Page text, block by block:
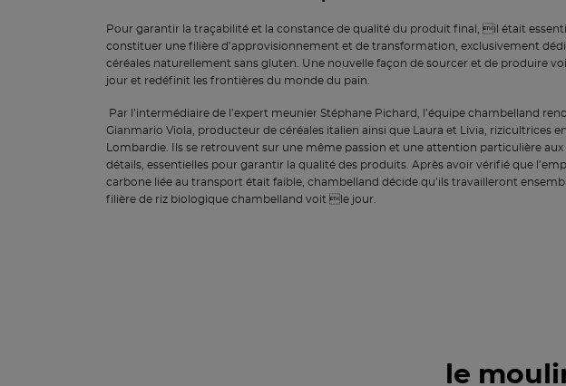
Pour garantir la traçabilité et la constance de qualité du produit final, il était
constituer une filière d’approvisionnement et de transformation, exclusivement
céréales naturellement sans gluten. Une nouvelle façon de sourcer et de produire
jour et redéfinit les frontières du monde du pain.
Par l’intermédiaire de l’expert meunier Stéphane Pichard, l’équipe chambelland
Gianmario Viola, producteur de céréales italien ainsi que Laura et Livia, rizicultrices en
Lombardie. Ils se retrouvent sur une même passion et une attention particulière aux
détails, essentielles pour garantir la qualité des produits. Après avoir vérifié que
carbone liée au transport était faible, chambelland décide qu’ils travailleront
filière de riz biologique chambelland voit le jour.
le